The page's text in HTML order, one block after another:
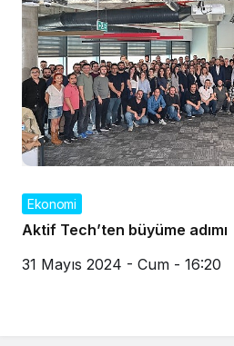
Ekonomi
Aktif Tech’ten büyüme adımı
31 Mayıs 2024 - Cum - 16:20